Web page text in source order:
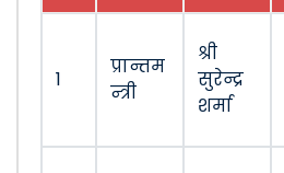
1
प्रान्तम
न्त्री
श्री
सुरेन्द्र
शर्मा